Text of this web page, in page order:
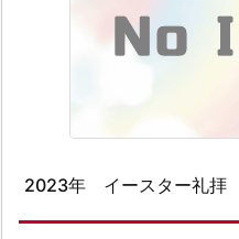
2023年 イースター礼拝